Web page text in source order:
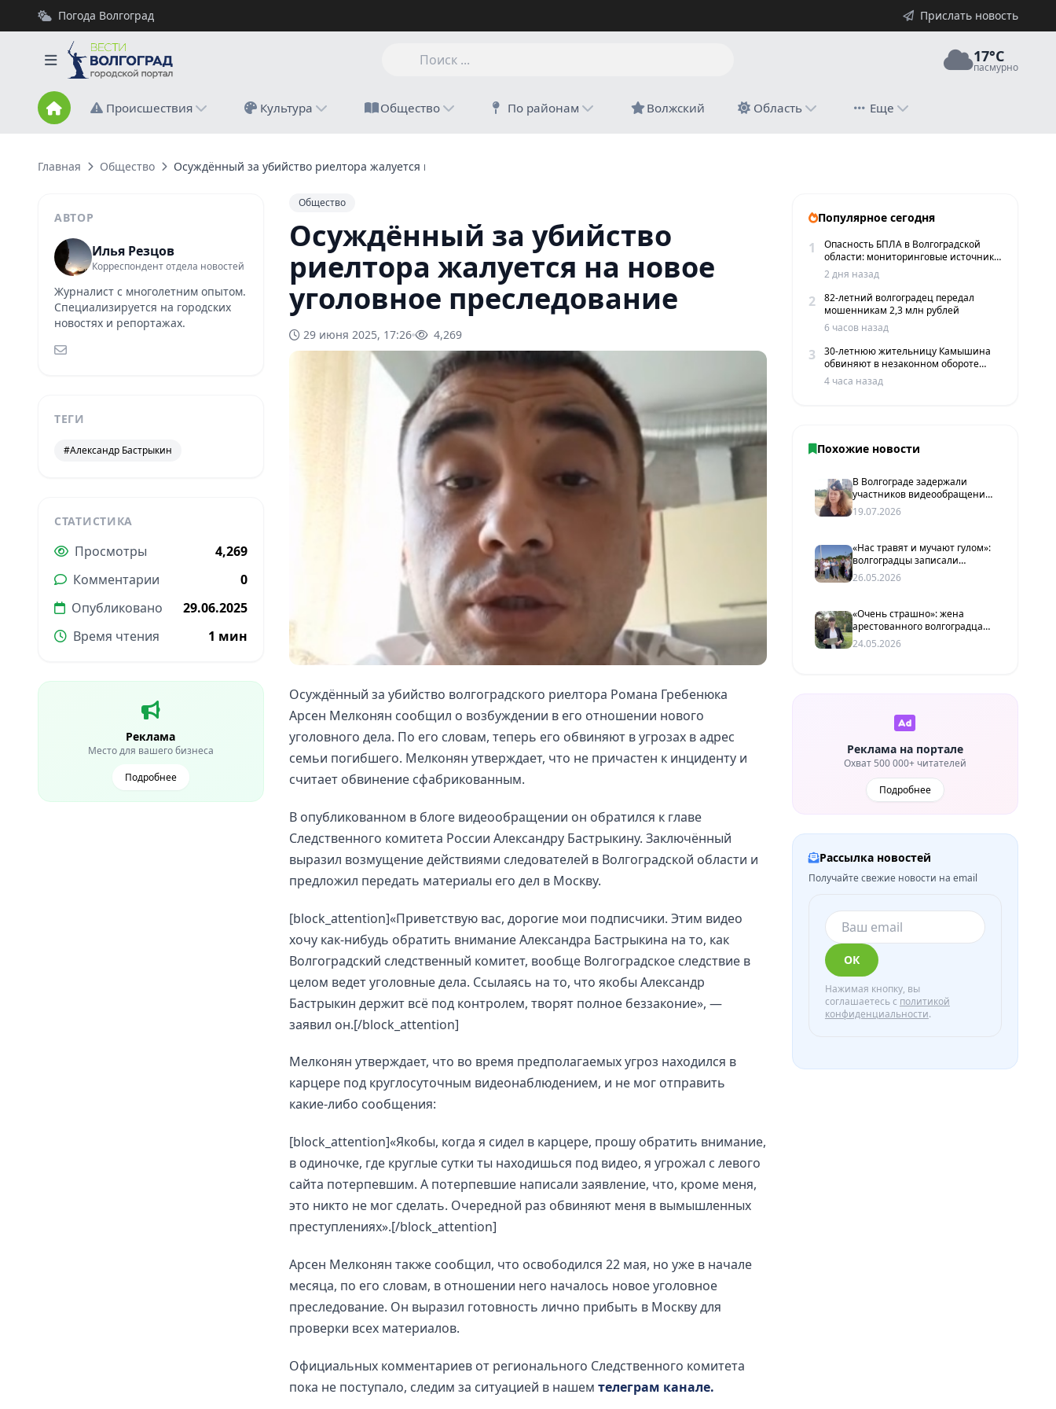
Погода Волгоград Прислать новость
17°C
пасмурно
Происшествия Культура Общество По районам Волжский Область Еще
Главная Общество Осуждённый за убийство риелтора жалуется на новое уголовное преследование
АВТОР
Илья Резцов
Корреспондент отдела новостей
Журналист с многолетним опытом.
Специализируется на городских
новостях и репортажах.
ТЕГИ
#Александр Бастрыкин
СТАТИСТИКА
Просмотры
4,269
Комментарии
0
Опубликовано
29.06.2025
Время чтения
1 мин
Реклама
Место для вашего бизнеса
Подробнее
Общество
Осуждённый за убийство
риелтора жалуется на новое
уголовное преследование
29 июня 2025, 17:26 4,269
Осуждённый за убийство волгоградского риелтора Романа Гребенюка
Арсен Мелконян сообщил о возбуждении в его отношении нового
уголовного дела. По его словам, теперь его обвиняют в угрозах в адрес
семьи погибшего. Мелконян утверждает, что не причастен к инциденту и
считает обвинение сфабрикованным.
В опубликованном в блоге видеообращении он обратился к главе
Следственного комитета России Александру Бастрыкину. Заключённый
выразил возмущение действиями следователей в Волгоградской области и
предложил передать материалы его дел в Москву.
[block_attention]«Приветствую вас, дорогие мои подписчики. Этим видео
хочу как-нибудь обратить внимание Александра Бастрыкина на то, как
Волгоградский следственный комитет, вообще Волгоградское следствие в
целом ведет уголовные дела. Ссылаясь на то, что якобы Александр
Бастрыкин держит всё под контролем, творят полное беззаконие», —
заявил он.[/block_attention]
Мелконян утверждает, что во время предполагаемых угроз находился в
карцере под круглосуточным видеонаблюдением, и не мог отправить
какие-либо сообщения:
[block_attention]«Якобы, когда я сидел в карцере, прошу обратить внимание,
в одиночке, где круглые сутки ты находишься под видео, я угрожал с левого
сайта потерпевшим. А потерпевшие написали заявление, что, кроме меня,
это никто не мог сделать. Очередной раз обвиняют меня в вымышленных
преступлениях».[/block_attention]
Арсен Мелконян также сообщил, что освободился 22 мая, но уже в начале
месяца, по его словам, в отношении него началось новое уголовное
преследование. Он выразил готовность лично прибыть в Москву для
проверки всех материалов.
Официальных комментариев от регионального Следственного комитета
пока не поступало, следим за ситуацией в нашем телеграм канале.
Популярное сегодня
1
Опасность БПЛА в Волгоградской
области: мониторинговые источники
сообщают о пролетах беспилотников
2 дня назад
2
82-летний волгоградец передал
мошенникам 2,3 млн рублей
6 часов назад
3
30-летнюю жительницу Камышина
обвиняют в незаконном обороте
наркотиков
4 часа назад
Похожие новости
В Волгограде задержали
участников видеообращения
к Бастрыкину о ситуации с
бензином
19.07.2026
«Нас травят и мучают гулом»:
волгоградцы записали
обращение к Бастрыкину из-
за майнинг-фермы
26.05.2026
«Очень страшно»: жена
арестованного волгоградца
заявила о давлении
следствия после драки у ДК
24.05.2026
Реклама на портале
Охват 500 000+ читателей
Подробнее
Рассылка новостей
Получайте свежие новости на email
ОК
Нажимая кнопку, вы
соглашаетесь с политикой
конфиденциальности.